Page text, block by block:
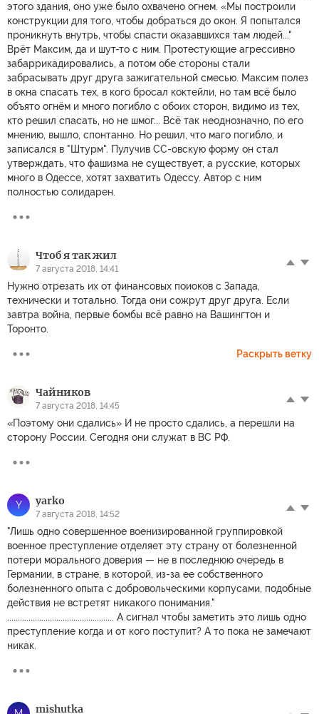
этого здания, оно уже было охвачено огнем. «Мы построили
конструкции для того, чтобы добраться до окон. Я попытался
проникнуть внутрь, чтобы спасти оказавшихся там людей..."
Врёт Максим, да и шут-то с ним. Протестующие агрессивно
забаррикадировались, а потом обе стороны стали
забрасывать друг друга зажигательной смесью. Максим полез
в окна спасать тех, в кого бросал коктейли, но там всё было
объято огнём и много погибло с обоих сторон, видимо из тех,
кто решил спасать, но не шмог... Всё так неоднозначно, по его
мнению, вышло, спонтанно. Но решил, что маго погибло, и
записался в "Штурм". Пулучив СС-овскую форму он стал
утверждать, что фашизма не существует, а русские, которых
много в Одессе, хотят захватить Одессу. Автор с ним
полностью солидарен.
Чтоб я так жил
7 августа 2018, 14:41
Нужно отрезать их от финансовых поиоков с Запада,
технически и тотально. Тогда они сожрут друг друга. Если
завтра война, первые бомбы всё равно на Вашингтон и
Торонто.
Раскрыть ветку
Чайников
7 августа 2018, 14:45
«Поэтому они сдались» И не просто сдались, а перешли на
сторону России. Сегодня они служат в ВС РФ.
Y yarko
7 августа 2018, 14:52
"Лишь одно совершенное военизированной группировкой
военное преступление отделяет эту страну от болезненной
потери морального доверия — не в последнюю очередь в
Германии, в стране, в которой, из-за ее собственного
болезненного опыта с добровольческими корпусами, подобные
действия не встретят никакого понимания."
.................................................. А сигнал чтобы заметить это лишь одно
преступление когда и от кого поступит? А то пока не замечают
никак.
mishutka